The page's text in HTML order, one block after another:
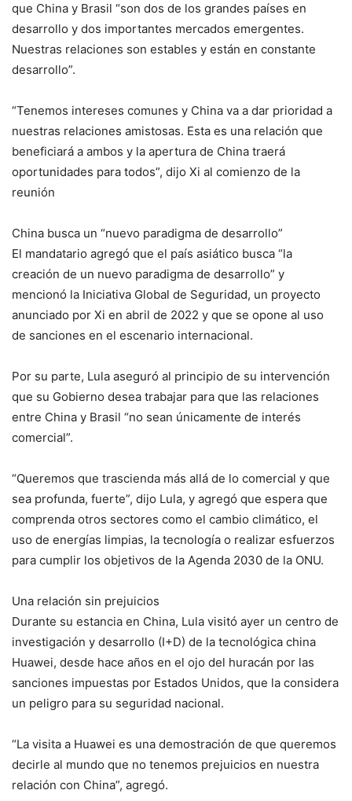
que China y Brasil “son dos de los grandes países en
desarrollo y dos importantes mercados emergentes.
Nuestras relaciones son estables y están en constante
desarrollo”.
“Tenemos intereses comunes y China va a dar prioridad a
nuestras relaciones amistosas. Esta es una relación que
beneficiará a ambos y la apertura de China traerá
oportunidades para todos”, dijo Xi al comienzo de la
reunión
China busca un “nuevo paradigma de desarrollo”
El mandatario agregó que el país asiático busca “la
creación de un nuevo paradigma de desarrollo” y
mencionó la Iniciativa Global de Seguridad, un proyecto
anunciado por Xi en abril de 2022 y que se opone al uso
de sanciones en el escenario internacional.
Por su parte, Lula aseguró al principio de su intervención
que su Gobierno desea trabajar para que las relaciones
entre China y Brasil “no sean únicamente de interés
comercial”.
“Queremos que trascienda más allá de lo comercial y que
sea profunda, fuerte”, dijo Lula, y agregó que espera que
comprenda otros sectores como el cambio climático, el
uso de energías limpias, la tecnología o realizar esfuerzos
para cumplir los objetivos de la Agenda 2030 de la ONU.
Una relación sin prejuicios
Durante su estancia en China, Lula visitó ayer un centro de
investigación y desarrollo (I+D) de la tecnológica china
Huawei, desde hace años en el ojo del huracán por las
sanciones impuestas por Estados Unidos, que la considera
un peligro para su seguridad nacional.
“La visita a Huawei es una demostración de que queremos
decirle al mundo que no tenemos prejuicios en nuestra
relación con China”, agregó.